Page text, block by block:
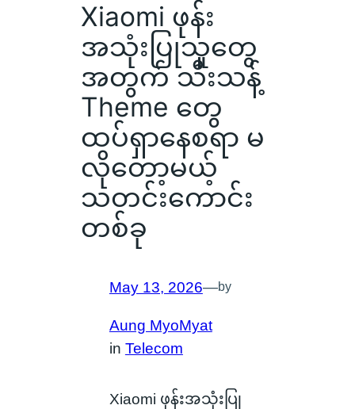
Xiaomi ဖုန်း
အသုံးပြုသူတွေ
အတွက် သီးသန့်
Theme တွေ
ထပ်ရှာနေစရာ မ
လိုတော့မယ့်
သတင်းကောင်း
တစ်ခု
May 13, 2026—by
Aung MyoMyat
in Telecom
Xiaomi ဖုန်းအသုံးပြု